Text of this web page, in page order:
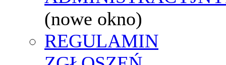
(nowe okno)
REGULAMIN